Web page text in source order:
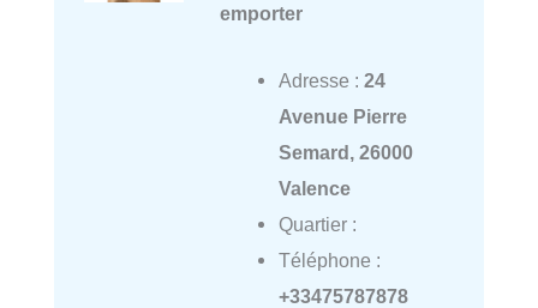
emporter
Adresse : 24
Avenue Pierre
Semard, 26000
Valence
Quartier :
Téléphone :
+33475787878